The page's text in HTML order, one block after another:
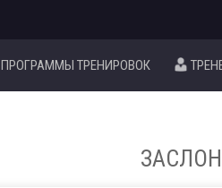
ПРОГРАММЫ ТРЕНИРОВОК